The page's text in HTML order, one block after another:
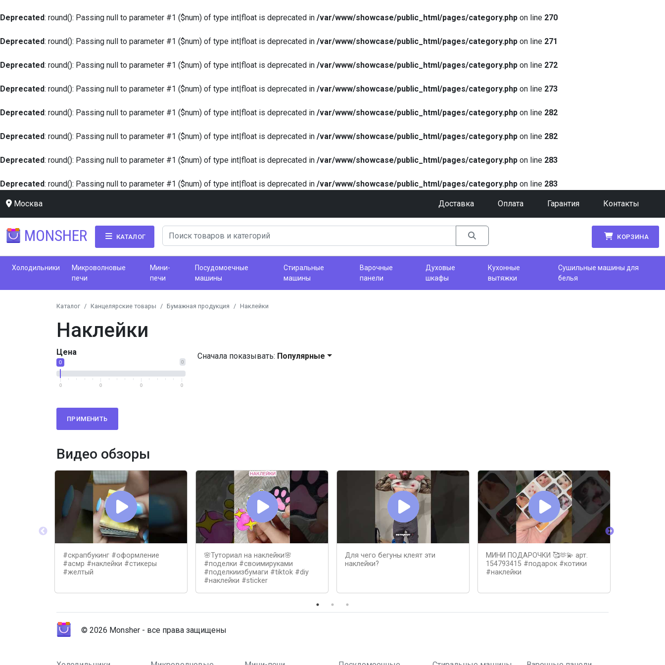
Deprecated: round(): Passing null to parameter #1 ($num) of type int|float is deprecated in /var/www/showcase/public_html/pages/category.php on line 270
Deprecated: round(): Passing null to parameter #1 ($num) of type int|float is deprecated in /var/www/showcase/public_html/pages/category.php on line 271
Deprecated: round(): Passing null to parameter #1 ($num) of type int|float is deprecated in /var/www/showcase/public_html/pages/category.php on line 272
Deprecated: round(): Passing null to parameter #1 ($num) of type int|float is deprecated in /var/www/showcase/public_html/pages/category.php on line 273
Deprecated: round(): Passing null to parameter #1 ($num) of type int|float is deprecated in /var/www/showcase/public_html/pages/category.php on line 282
Deprecated: round(): Passing null to parameter #1 ($num) of type int|float is deprecated in /var/www/showcase/public_html/pages/category.php on line 282
Deprecated: round(): Passing null to parameter #1 ($num) of type int|float is deprecated in /var/www/showcase/public_html/pages/category.php on line 283
Deprecated: round(): Passing null to parameter #1 ($num) of type int|float is deprecated in /var/www/showcase/public_html/pages/category.php on line 283
Москва Доставка Оплата Гарантия Контакты
MONSHER КАТАЛОГ КОРЗИНА
Холодильники
Микроволновые
печи
Мини-
печи
Посудомоечные
машины
Стиральные
машины
Варочные
панели
Духовые
шкафы
Кухонные
вытяжки
Сушильные машины для
белья
Каталог Канцелярские товары Бумажная продукция Наклейки
Наклейки
Цена
0
0
0 0 0 0
ПРИМЕНИТЬ
Сначала показывать: Популярные
Видео обзоры
#скрапбукинг #оформление
#асмр #наклейки #стикеры
#желтый
🌸Туториал на наклейки🌸
#поделки #своимируками
#поделкиизбумаги #tiktok #diy
#наклейки #sticker
Для чего бегуны клеят эти
наклейки?
МИНИ ПОДАРОЧКИ 🥰🫶💫 арт.
154793415 #подарок #котики
#наклейки
© 2026 Monsher - все права защищены